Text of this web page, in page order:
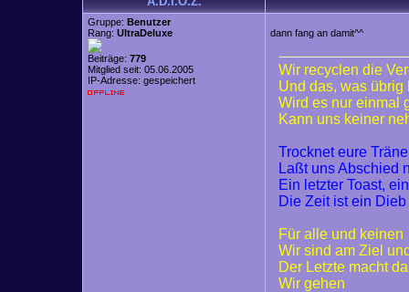
Gruppe: Benutzer
Rang: UltraDeluxe
Beiträge: 779
Mitglied seit: 05.06.2005
IP-Adresse: gespeichert
dann fang an damit^^
Wir recyclen die
Und das, was übrig
Wird es nur einmal
Kann uns keiner
Trocknet eure
Laßt uns Abschied
Ein letzter Toast,
Die Zeit ist ein Dieb
Für alle und keinen
Wir sind am Ziel
Der Letzte macht
Wir gehen